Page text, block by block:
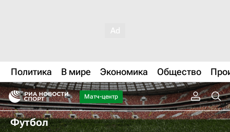
Политика В мире Экономика Общество
Матч-центр
Футбол